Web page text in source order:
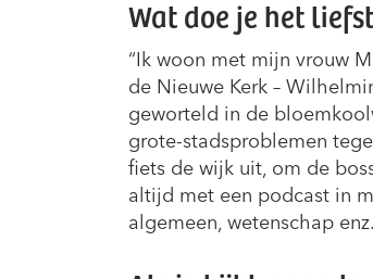
Wat doe je het
“Ik woon met mijn vrouw
de Nieuwe Kerk –
geworteld in de
grote-stadsproblemen
fiets de wijk uit, om de
altijd met een podcast in
algemeen, wetenschap